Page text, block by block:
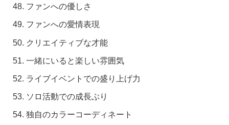
ファンへの優しさ
ファンへの愛情表現
クリエイティブな才能
一緒にいると楽しい雰囲気
ライブイベントでの盛り上げ力
ソロ活動での成長ぶり
独自のカラーコーディネート